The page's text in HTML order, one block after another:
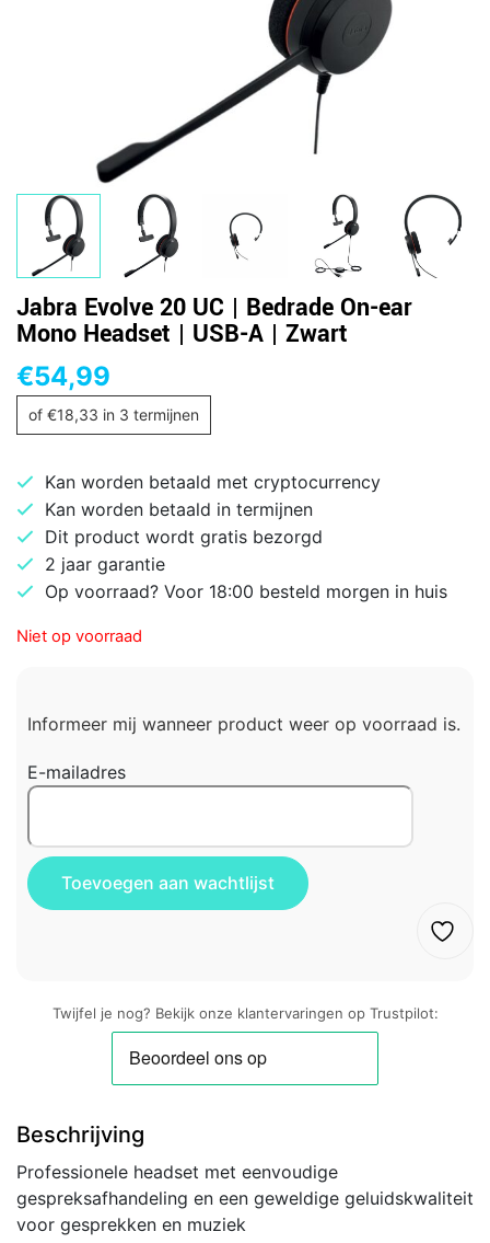
Jabra Evolve 20 UC | Bedrade On-ear
Mono Headset | USB-A | Zwart
€54,99
of €18,33 in 3 termijnen
Kan worden betaald met cryptocurrency
Kan worden betaald in termijnen
Dit product wordt gratis bezorgd
2 jaar garantie
Op voorraad? Voor 18:00 besteld morgen in huis
Niet op voorraad
Informeer mij wanneer product weer op voorraad is.
E-mailadres
Twijfel je nog? Bekijk onze klantervaringen op Trustpilot:
Beschrijving
Professionele headset met eenvoudige
gespreksafhandeling en een geweldige geluidskwaliteit
voor gesprekken en muziek